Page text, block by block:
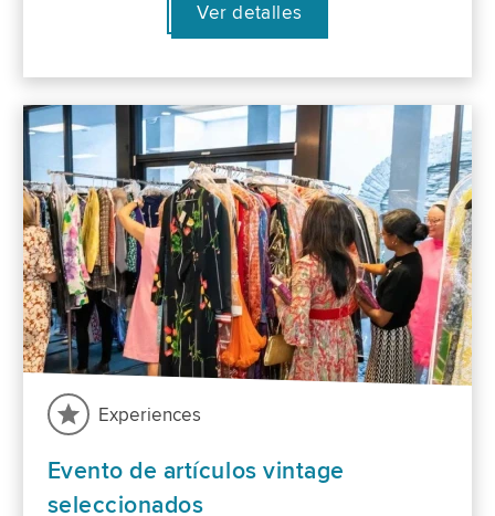
Ver detalles
Experiences
Evento de artículos vintage
seleccionados